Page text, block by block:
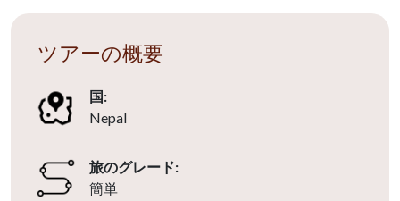
ツアーの概要
国:
Nepal
旅のグレード:
簡単